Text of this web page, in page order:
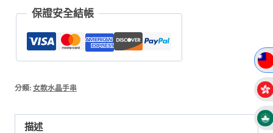
手
數
保證安全結帳
分類: 女款水晶手串
描述